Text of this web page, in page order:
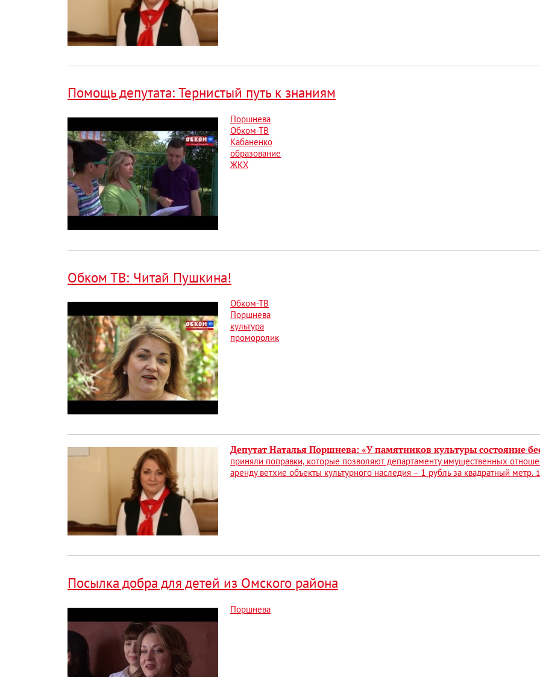
Помощь депутата: Тернистый путь к знаниям
Поршнева
Обком-ТВ
Кабаненко
образование
ЖКХ
Обком ТВ: Читай Пушкина!
Обком-ТВ
Поршнева
культура
проморолик
Депутат Наталья Поршнева: «У памятников культуры состояние
приняли поправки, которые позволяют департаменту имущественных
аренду ветхие объекты культурного наследия – 1 рубль за квадратный метр.
Посылка добра для детей из Омского района
Поршнева